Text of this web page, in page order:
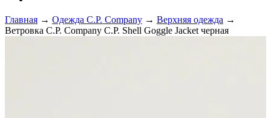
Главная → Одежда C.P. Сompany → Верхняя одежда →
Ветровка C.P. Company C.P. Shell Goggle Jacket черная